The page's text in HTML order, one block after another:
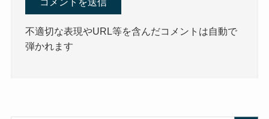
不適切な表現やURL等を含んだコメントは自動で
弾かれます